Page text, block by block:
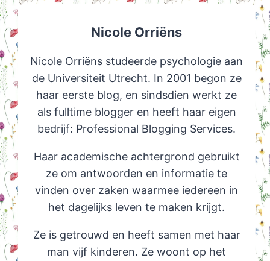
Nicole Orriëns
Nicole Orriëns studeerde psychologie aan
de Universiteit Utrecht. In 2001 begon ze
haar eerste blog, en sindsdien werkt ze
als fulltime blogger en heeft haar eigen
bedrijf: Professional Blogging Services.
Haar academische achtergrond gebruikt
ze om antwoorden en informatie te
vinden over zaken waarmee iedereen in
het dagelijks leven te maken krijgt.
Ze is getrouwd en heeft samen met haar
man vijf kinderen. Ze woont op het